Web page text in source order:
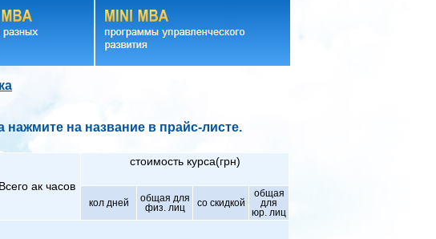
на название в прайс-листе.
Всего ак часов
стоимость курса(грн)
кол дней
общая для
физ. лиц
со скидкой
общая
для
юр. лиц